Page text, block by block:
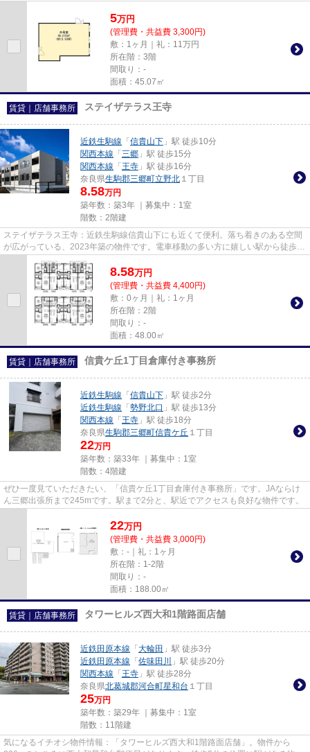
5万円
(管理費・共益費 3,300円)
敷：1ヶ月｜礼：11万円
所在階：3階
間取り：-
面積：45.07㎡
賃貸｜店舗事務所 ステイザテラス王寺
近鉄生駒線 「 信貴山下 」駅 徒歩10分
関西本線 「 三郷 」駅 徒歩15分
関西本線 「 王寺 」駅 徒歩16分
奈良県生駒郡三郷町立野北 １丁目
8.58万円
築年数：築3年 ｜募集中： 1室
階数：2階建
ステイザテラス王寺：近鉄生駒線信貴山下にも近くて便利。落ち着きのある空間
が広がっている、2023年築の物件です。電車移動の多い方に嬉しい駅から徒歩10
分の物件です。最上階の物件...
8.58万円
(管理費・共益費 4,400円)
敷：0ヶ月｜礼：1ヶ月
所在階：2階
間取り：-
面積：48.00㎡
賃貸｜店舗事務所 信貴ケ丘1丁目倉庫付き事務所
近鉄生駒線 「 信貴山下 」駅 徒歩2分
近鉄生駒線 「 勢野北口 」駅 徒歩13分
関西本線 「 王寺 」駅 徒歩18分
奈良県生駒郡三郷町信貴ケ丘 １丁目
22万円
築年数：築33年 ｜募集中： 1室
階数：4階建
ぜひ一度見ていただきたい、「信貴ケ丘1丁目倉庫付き事務所」です。JAならけ
ん三郷出張所まで245mです。駅まで2分と、駅近でアクセスも良好な物件です。
22万円
(管理費・共益費 3,000円)
敷：-｜礼：1ヶ月
所在階：1-2階
間取り：-
面積：188.00㎡
賃貸｜店舗事務所 タワーヒルズ西大和1階路面店舗
近鉄田原本線 「 大輪田 」駅 徒歩3分
近鉄田原本線 「 佐味田川
」駅 徒歩20分
関西本線 「 王寺 」駅 徒歩28分
奈良県北葛城郡河合町星和台 １丁目
25万円
築年数：築29年 ｜募集中： 1室
階数：11階建
気になるイチオシ物件情報：「タワーヒルズ西大和1階路面店舗」。物件から